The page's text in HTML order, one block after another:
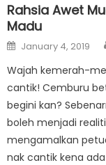
Rahsia Awet
Madu
Posted
on
January 4, 2019
Wajah kemerah-
cantik! Cemburu
begini kan?
boleh menjadi
mengamalkan
nak cantik kena